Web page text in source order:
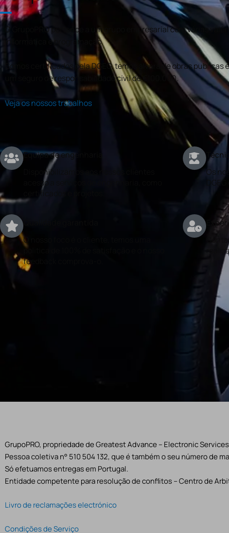
O GrupoPRO pertence a um grupo empresarial com várias
informática e programação.
Somos certificados pela DGEG, temos alvará de obras
um seguro de responsabilidade civil de €100.000.
Veja os nossos trabalhos
Equipa de engenharia
Disponibilizamos aos nossos clientes
acesso a serviços de engenharia, como
certificados e projetos.
Os
O nosso foco é o cliente, temos uma
politica de 100% de satisfação e o nosso
feedback comprova-o.
GrupoPRO, propriedade de Greatest Advance – Electronic
Pessoa coletiva n° 510 504 132, que é também o seu número de
Só efetuamos entregas em Portugal.
Entidade competente para resolução de conflitos – Centro de
Livro de reclamações electrónico
Condições de Serviço